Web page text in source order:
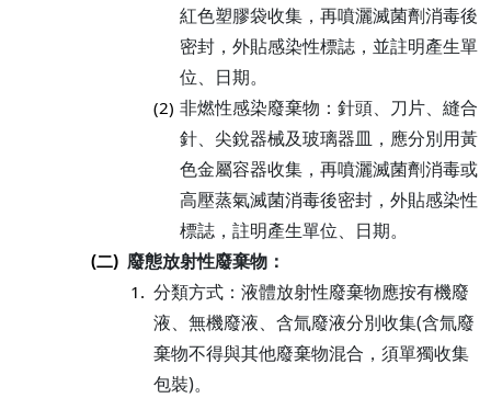
紅色塑膠袋收集，再噴灑滅菌劑消毒後
密封，外貼感染性標誌，並註明產生單
位、日期。
(2) 非燃性感染廢棄物：針頭、刀片、縫合
針、尖銳器械及玻璃器皿，應分別用黃
色金屬容器收集，再噴灑滅菌劑消毒或
高壓蒸氣滅菌消毒後密封，外貼感染性
標誌，註明產生單位、日期。
(二) 廢態放射性廢棄物：
1. 分類方式：液體放射性廢棄物應按有機廢
液、無機廢液、含氚廢液分別收集(含氚廢
棄物不得與其他廢棄物混合，須單獨收集
包裝)。